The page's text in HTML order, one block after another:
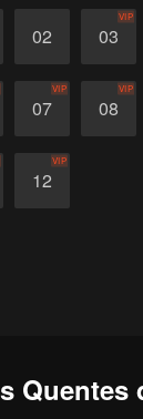
02 03
VIP
07
VIP
08
VIP
12
VIP
Quentes